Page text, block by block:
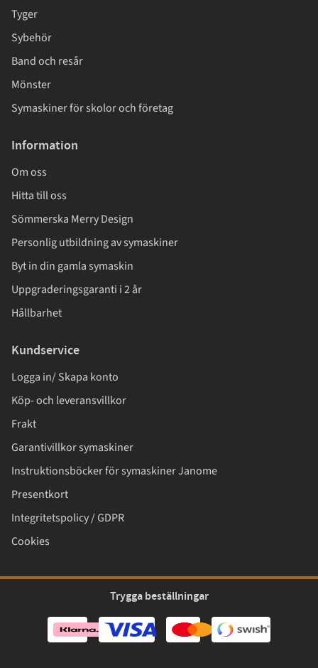
Tyger
Sybehör
Band och resår
Mönster
Symaskiner för skolor och företag
Information
Om oss
Hitta till oss
Sömmerska Merry Design
Personlig utbildning av symaskiner
Byt in din gamla symaskin
Uppgraderingsgaranti i 2 år
Hållbarhet
Kundservice
Logga in/ Skapa konto
Köp- och leveransvillkor
Frakt
Garantivillkor symaskiner
Instruktionsböcker för symaskiner Janome
Presentkort
Integritetspolicy / GDPR
Cookies
Trygga beställningar